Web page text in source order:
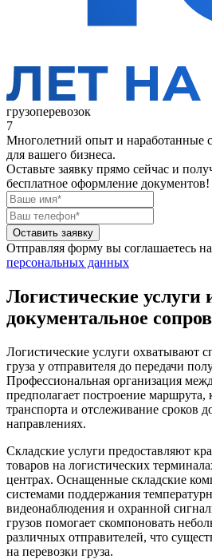
грузоперевозок
7
Многолетний опыт и наработанные
для вашего бизнеса.
Оставьте заявку прямо сейчас и
бесплатное оформление документов!
Оставить заявку
Отправляя форму вы соглашаетесь на
персональных данных
Логистические услуги
документальное
Логистические услуги охватывают
груза у отправителя до передачи
Профессиональная организация
предполагает построение
транспорта и отслеживание сроков
направлениях.
Складские услуги предоставляют
товаров на логистических
центрах. Оснащенные складские
системами поддержания
видеонаблюдения и охранной
грузов помогает скомпоновать
различных отправителей, что
на перевозки груза.